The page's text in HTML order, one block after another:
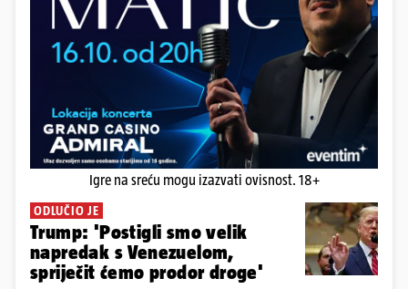
Igre na sreću mogu izazvati ovisnost. 18+
ODLUČIO JE
Trump: 'Postigli smo velik
napredak s Venezuelom,
spriječit ćemo prodor droge'